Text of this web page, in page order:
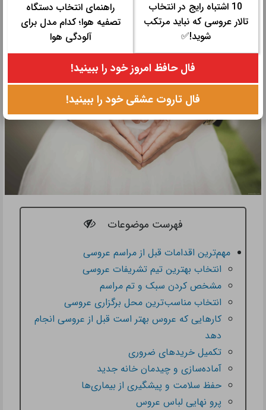
فهرست موضوعات
مهم‌ترین اقدامات قبل از مراسم عروسی
انتخاب بهترین تیم تشریفات عروسی
مشخص کردن سبک و تم مراسم
انتخاب مناسب‌ترین محل برگزاری عروسی
کارهایی که عروس‌ بهتر است قبل از عروسی انجام
دهد
تکمیل خریدهای ضروری
آماده‌سازی و چیدمان خانه جدید
حفظ سلامت و پیشگیری از بیماری‌ها
پرو نهایی لباس عروس
10 اشتباه رایج در انتخاب
تالار عروسی که نباید مرتکب
شوید!✅
راهنمای انتخاب دستگاه
تصفیه هوا؛ کدام مدل برای
آلودگی هوا
فال حافظ امروز خود را ببینید!
فال تاروت عشقی خود را ببینید!